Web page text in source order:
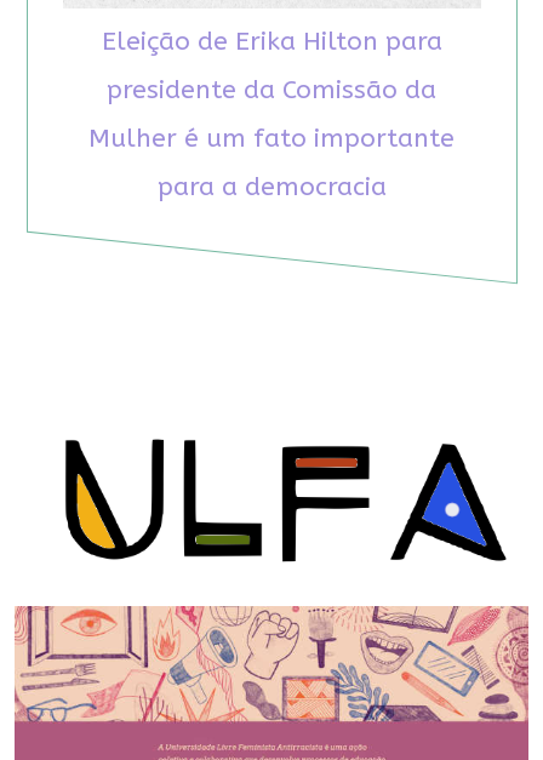
Eleição de Erika Hilton para
presidente da Comissão da
Mulher é um fato importante
para a democracia